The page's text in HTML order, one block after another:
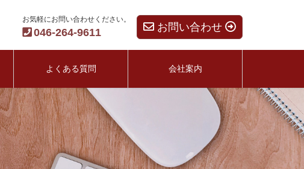
お気軽にお問い合わせください。
046-264-9611 お問い合わせ
よくある質問 会社案内